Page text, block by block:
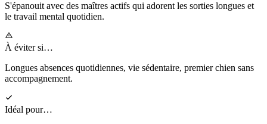
S'épanouitavec des maîtres actifs qui adorent les sorties longues et
le travail mental quotidien.
À éviter si…
Longues absences quotidiennes, vie sédentaire, premier chien sans
accompagnement.
Idéal pour…